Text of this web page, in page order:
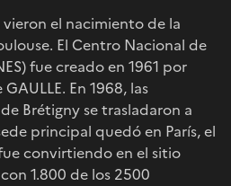
el nacimiento de la
El Centro Nacional de
fue creado en 1961 por
En 1968, las
Brétigny se trasladaron a
principal quedó en París, el
convirtiendo en el sitio
1.800 de los 2500